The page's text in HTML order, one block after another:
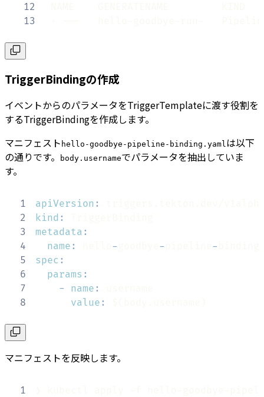
12
13
TriggerBindingの作成
イベントからのパラメータをTriggerTemplateに渡す役割を
するTriggerBindingを作成します。
マニフェスト hello-goodbye-pipeline-binding.yaml は以下
の通りです。
body.usernameでパラメータを抽出していま
す。
1 apiVersion :
2
kind :
3
metadata :
4
name : - - -
5
spec :
6
params :
7
- name :
8
value :
マニフェストを反映します。
1